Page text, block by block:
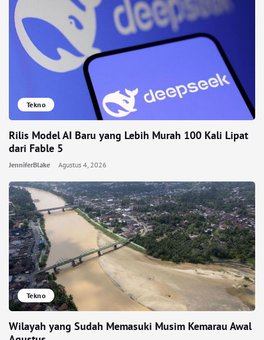
Tekno
Rilis Model AI Baru yang Lebih Murah 100 Kali Lipat
dari Fable 5
JenniferBlake Agustus 4, 2026
Tekno
Wilayah yang Sudah Memasuki Musim Kemarau Awal